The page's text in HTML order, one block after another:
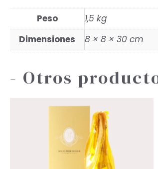
Peso
1,5 kg
Dimensiones
8 × 8 × 30 cm
- Otros